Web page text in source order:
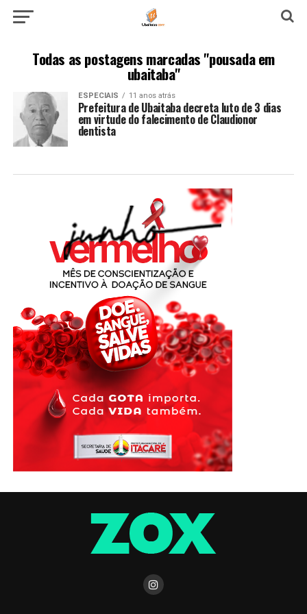
Todas as postagens marcadas "pousada em
ubaitaba"
ESPECIAIS 11 anos atrás
Prefeitura de Ubaitaba decreta luto de 3 dias
em virtude do falecimento de Claudionor
dentista